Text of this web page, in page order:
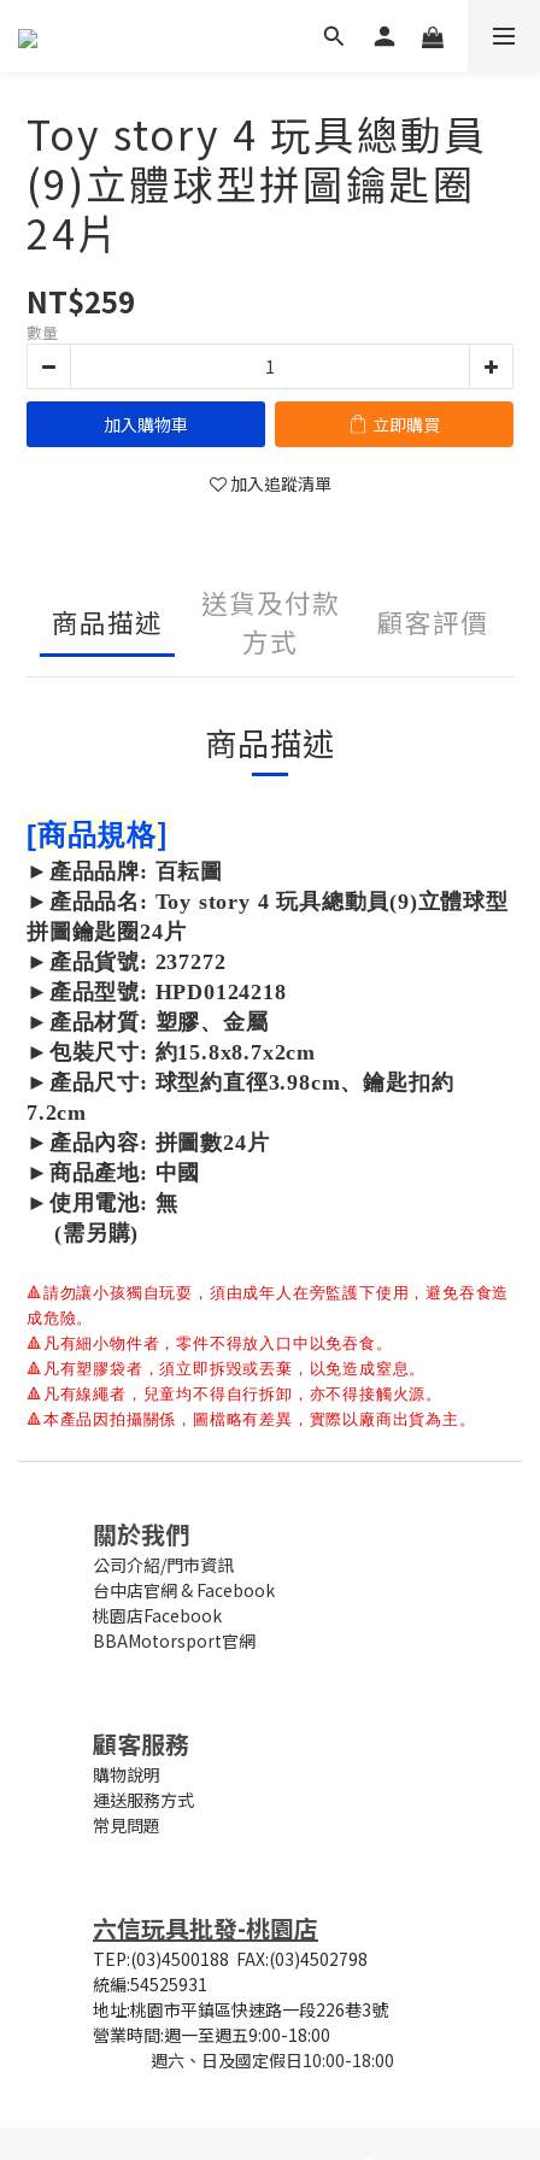
Toy story 4 玩具總動員
(9)立體球型拼圖鑰匙圈
24片
NT$259
數量
加入購物車 立即購買
加入追蹤清單
商品描述
送貨及付款
方式
顧客評價
商品描述
[商品規格]
► 產品品牌: 百耘圖
► 產品品名: Toy story 4 玩具總動員(9)立體球型
拼圖鑰匙圈24片
► 產品貨號: 237272
► 產品型號: HPD0124218
► 產品材質: 塑膠、金屬
►包裝尺寸: 約15.8x8.7x2cm
►產品尺寸: 球型約直徑3.98cm、鑰匙扣約
7.2cm
►產品內容: 拼圖數24片
►商品產地: 中國
►使用電池: 無
(需另購)
🔺請勿讓小孩獨自玩耍，須由成年人在旁監護下使用，避免吞食造
成危險。
🔺 凡有細小物件者，零件不得放入口中以免吞食。
🔺 凡有塑膠袋者，須立即拆毀或丟棄，以免造成窒息。
🔺 凡有線繩者，兒童均不得自行拆卸，亦不得接觸火源。
🔺本產品因拍攝關係，圖檔略有差異，實際以廠商出貨為主。
關於我們
公司介紹/門市資訊
台中店官網& Facebook
桃園店Facebook
BBAMotorsport官網
顧客服務
購物說明
運送服務方式
常見問題
六信玩具批發-桃園店
TEP:(03)4500188 FAX:(03)4502798
統編:54525931
地址:桃園市平鎮區快速路一段226巷3號
營業時間:週一至週五9:00-18:00
週六、日及國定假日10:00-18:00